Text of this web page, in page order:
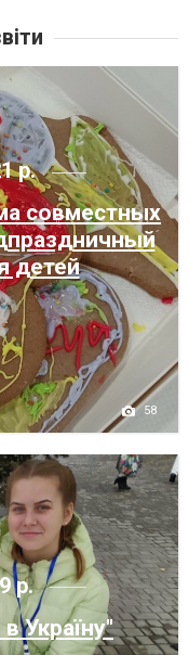
р.
совместных
детей
58
р.
Україну"